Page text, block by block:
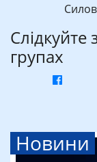
групах
Новини